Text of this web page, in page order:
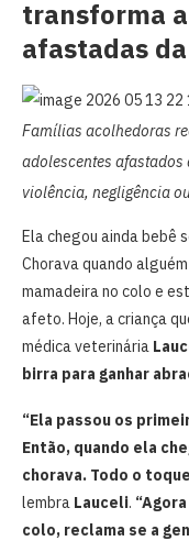
transforma
afastadas
Famílias acolhedoras
adolescentes
violência, negligência
Ela chegou ainda bebê
Chorava quando
mamadeira no colo e
afeto. Hoje, a criança
médica veterinária
birra para ganhar
“Ela passou os
Então, quando ela
chorava. Todo o
lembra Lauceli.
colo, reclama se a